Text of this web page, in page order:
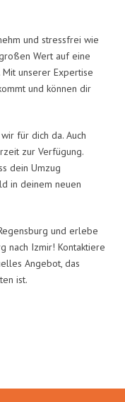
und stressfrei wie
Wert auf eine
unserer Expertise
und können dir
für dich da. Auch
zur Verfügung.
dein Umzug
in deinem neuen
und erlebe
nach Izmir! Kontaktiere
Angebot, das
ist.